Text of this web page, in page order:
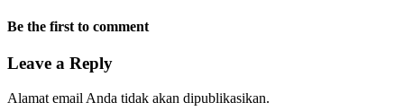
Be the first to comment
Leave a Reply
Alamat email Anda tidak akan dipublikasikan.